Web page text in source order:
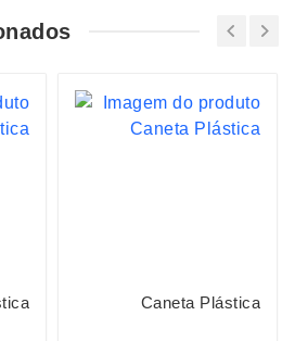
Caneta Plástica